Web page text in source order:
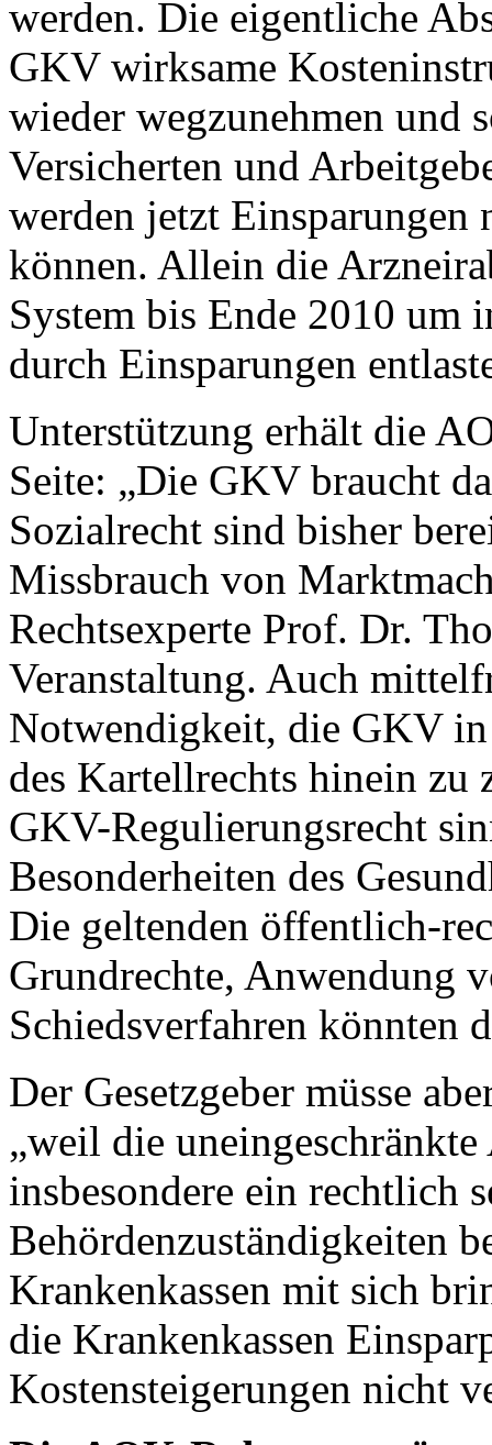
werden. Die eigentliche
GKV wirksame
wieder wegzunehmen und
Versicherten und
werden jetzt Einsparungen
können. Allein die
System bis Ende 2010 um
durch Einsparungen
Unterstützung erhält die
Seite: „Die GKV braucht
Sozialrecht sind bisher
Missbrauch von
Rechtsexperte Prof. Dr.
Veranstaltung. Auch
Notwendigkeit, die GKV
des Kartellrechts hinein zu
GKV-Regulierungsrecht
Besonderheiten des
Die geltenden öffentlich-
Grundrechte, Anwendung
Schiedsverfahren könnten
Der Gesetzgeber müsse
„weil die
insbesondere ein rechtlich
Behördenzuständigkeiten
Krankenkassen mit sich
die Krankenkassen
Kostensteigerungen nicht